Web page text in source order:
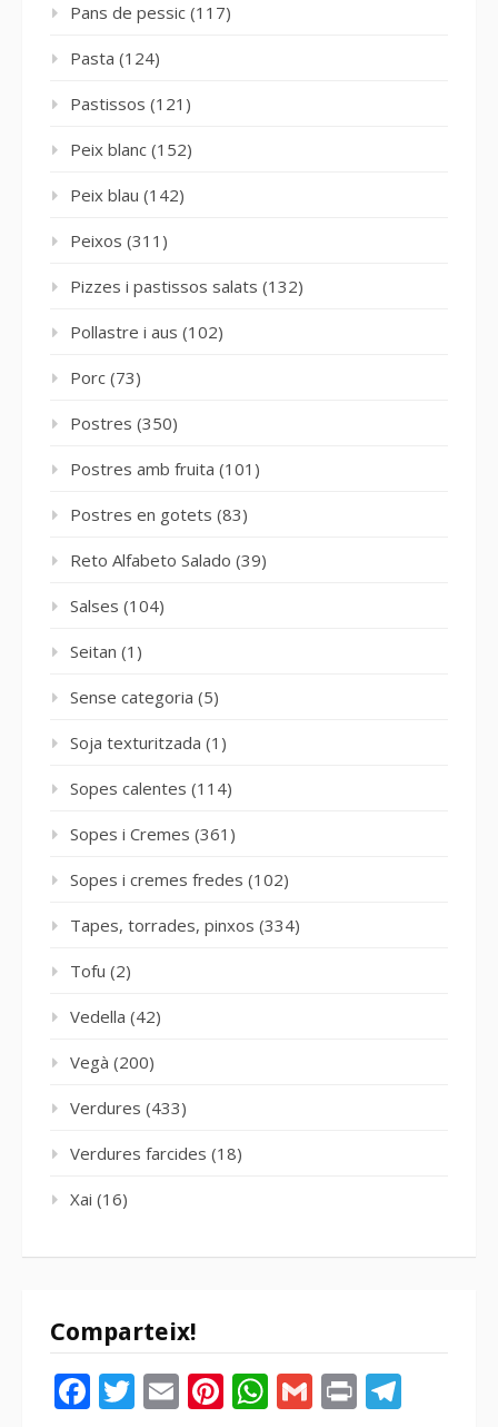
Pans de pessic (117)
Pasta (124)
Pastissos (121)
Peix blanc (152)
Peix blau (142)
Peixos (311)
Pizzes i pastissos salats (132)
Pollastre i aus (102)
Porc (73)
Postres (350)
Postres amb fruita (101)
Postres en gotets (83)
Reto Alfabeto Salado (39)
Salses (104)
Seitan (1)
Sense categoria (5)
Soja texturitzada (1)
Sopes calentes (114)
Sopes i Cremes (361)
Sopes i cremes fredes (102)
Tapes, torrades, pinxos (334)
Tofu (2)
Vedella (42)
Vegà (200)
Verdures (433)
Verdures farcides (18)
Xai (16)
Comparteix!
Facebook
Twitter
EmailPinterest
WhatsApp
Gmail
Print